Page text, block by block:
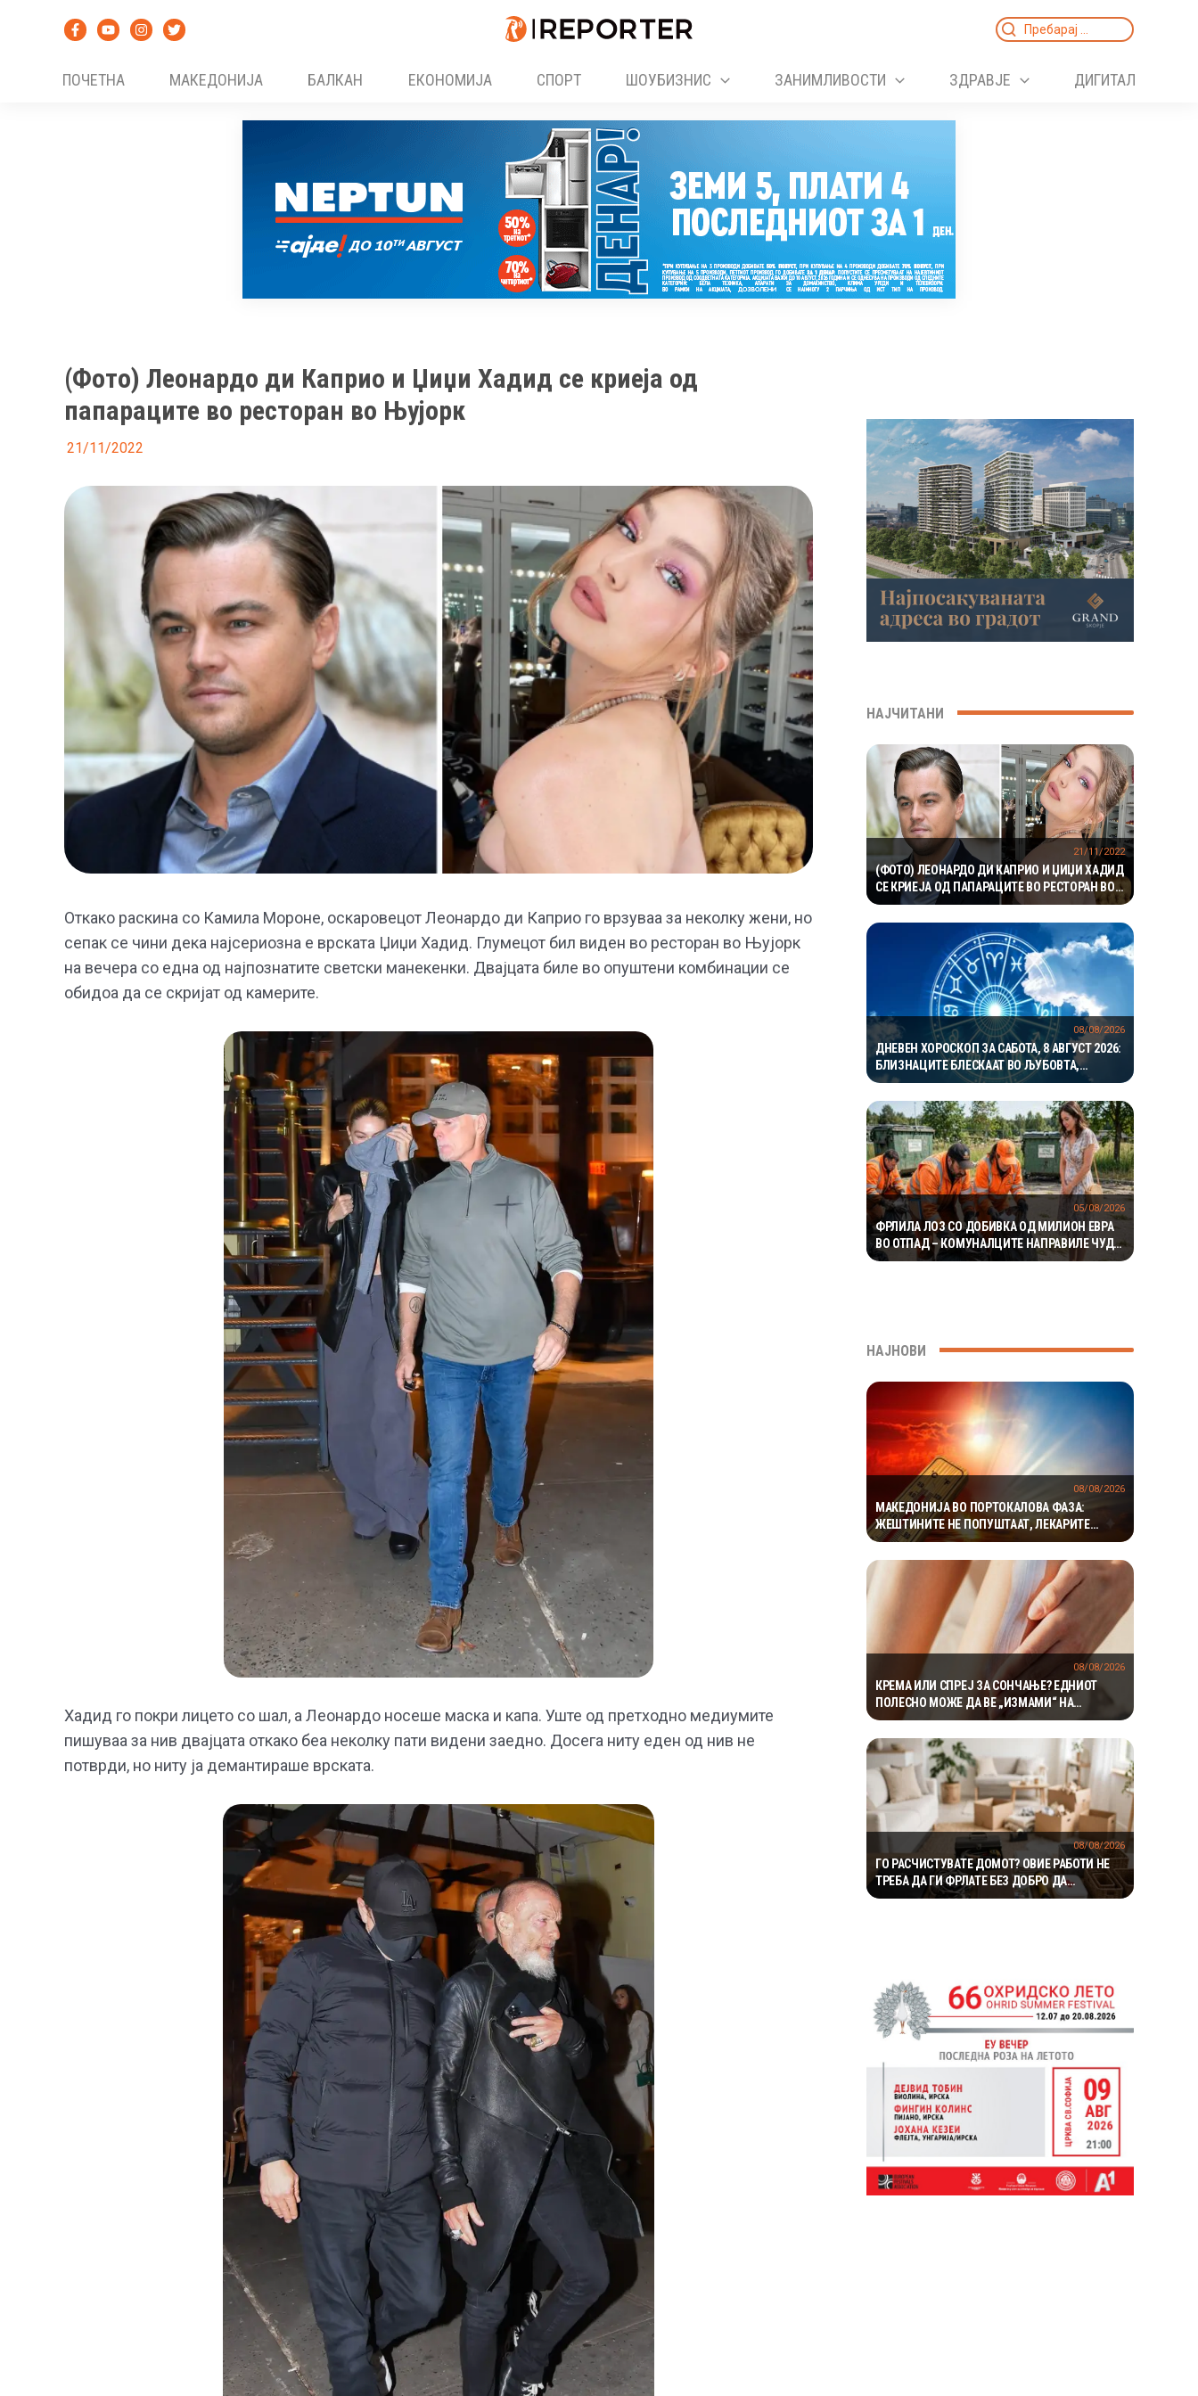
Search
ПОЧЕТНА
МАКЕДОНИЈА БАЛКАН ЕКОНОМИЈА СПОРТ ШОУБИЗНИС ЗАНИМЛИВОСТИ ЗДРАВЈЕ ДИГИТАЛ
(Фото) Леонардо ди Каприо и Џиџи Хадид се криеја од
папараците во ресторан во Њујорк
21/11/2022
Откако раскина со Камила Мороне, оскаровецот Леонардо ди Каприо го врзуваа за неколку жени, но
сепак се чини дека најсериозна е врската Џиџи Хадид. Глумецот бил виден во ресторан во Њујорк
на вечера со една од најпознатите светски манекенки. Двајцата биле во опуштени комбинации се
обидоа да се скријат од камерите.
Хадид го покри лицето со шал, а Леонардо носеше маска и капа. Уште од претходно медиумите
пишуваа за нив двајцата откако беа неколку пати видени заедно. Досега ниту еден од нив не
потврди, но ниту ја демантираше врската.
НАЈЧИТАНИ
(ФОТО) ЛЕОНАРДО ДИ КАПРИО И ЏИЏИ ХАДИД
СЕ КРИЕЈА ОД ПАПАРАЦИТЕ ВО РЕСТОРАН ВО
ЊУЈОРК
21/11/2022
ДНЕВЕН ХОРОСКОП ЗА САБОТА, 8 АВГУСТ 2026:
БЛИЗНАЦИТЕ БЛЕСКААТ ВО ЉУБОВТА,
РАКОВИТЕ ВО КАРИЕРАТА, А ВАГИТЕ ИМААТ
ОДЛИЧЕН ДЕН ЗА ХАРМОНИЈА
08/08/2026
ФРЛИЛА ЛОЗ СО ДОБИВКА ОД МИЛИОН ЕВРА
ВО ОТПАД – КОМУНАЛЦИТЕ НАПРАВИЛЕ ЧУДО
ЗА ДА ГО ПРОНАЈДАТ
05/08/2026
НАЈНОВИ
МАКЕДОНИЈА ВО ПОРТОКАЛОВА ФАЗА:
ЖЕШТИНИТЕ НЕ ПОПУШТААТ, ЛЕКАРИТЕ
АПЕЛИРААТ НА ЗГОЛЕМЕНА ПРЕТПАЗЛИВОСТ
08/08/2026
КРЕМА ИЛИ СПРЕЈ ЗА СОНЧАЊЕ? ЕДНИОТ
ПОЛЕСНО МОЖЕ ДА ВЕ „ИЗМАМИ“ НА
СИЛНОТО СОНЦЕ
08/08/2026
ГО РАСЧИСТУВАТЕ ДОМОТ? ОВИЕ РАБОТИ НЕ
ТРЕБА ДА ГИ ФРЛАТЕ БЕЗ ДОБРО ДА
РАЗМИСЛИТЕ
08/08/2026